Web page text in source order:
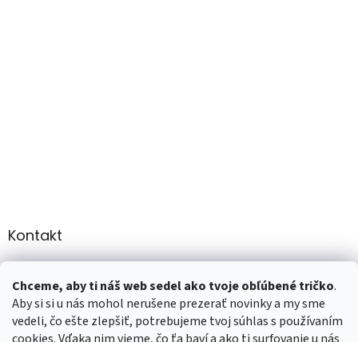
Chceme, aby ti náš web sedel ako tvoje obľúbené tričko.
Aby si si u nás mohol nerušene prezerať novinky a my sme
vedeli, čo ešte zlepšiť, potrebujeme tvoj súhlas s používaním
Kontakt
+421 907947783